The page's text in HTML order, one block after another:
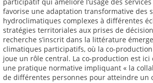
favorise une adaptation transformative des
hydroclimatiques complexes à différentes
stratégies territoriales aux prises de
recherche s’inscrit dans la littérature
climatiques participatifs, où la co-
joue un rôle central. La co-production est ici
une pratique normative impliquant « la
de différentes personnes pour atteindre un